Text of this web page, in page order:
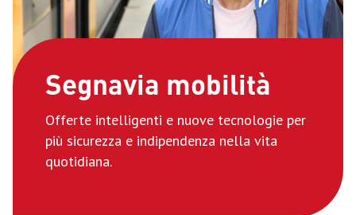
Segnavia mobilità
Offerte intelligenti e nuove tecnologie per
più sicurezza e indipendenza nella vita
quotidiana.